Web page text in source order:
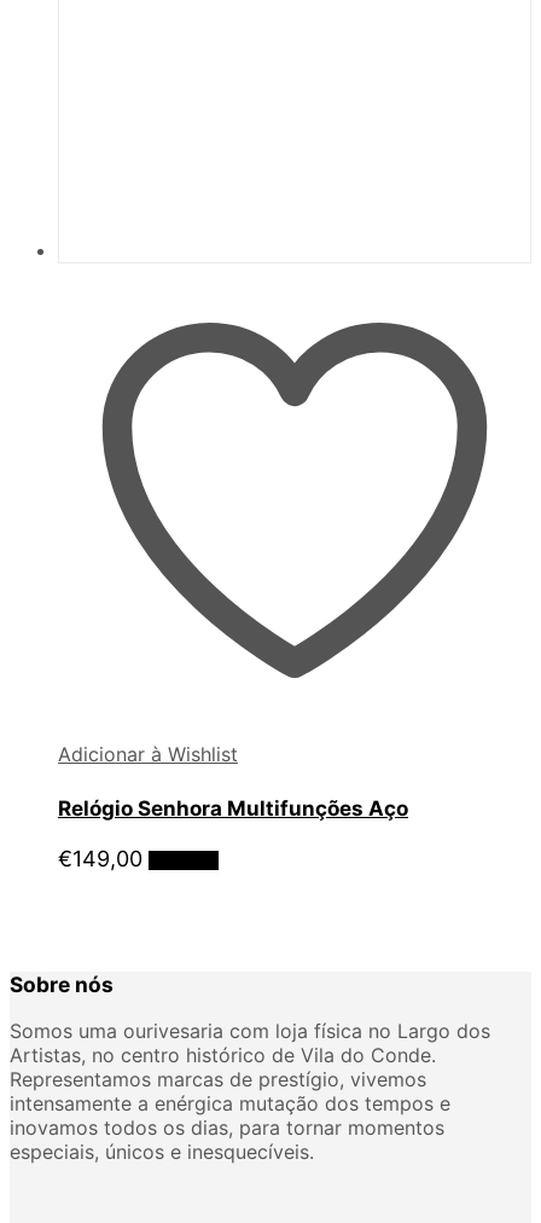
Adicionar à Wishlist
Relógio Senhora Multifunções Aço
€149,00
Sobre nós
Somos uma ourivesaria com loja física no Largo dos
Artistas, no centro histórico de Vila do Conde.
Representamos marcas de prestígio, vivemos
intensamente a enérgica mutação dos tempos e
inovamos todos os dias, para tornar momentos
especiais, únicos e inesquecíveis.